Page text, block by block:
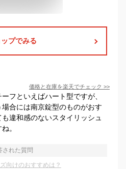
プでみる
価格と在庫を楽天でチェック >>
フといえばハート型ですが、
合には南京錠型のものがおす
違和感のないスタイリッシュ
。
された質問
向けのおすすめは？